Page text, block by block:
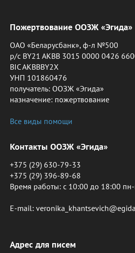
Пожертвование ООЗЖ «Эгида»
ОАО «Беларусбанк», ф-л №500
р/с BY21 AKBB 3015 0000 0426
BIC AKBBBY2X
УНП 101860476
получатель: ООЗЖ «Эгида»
назначение: пожертвование
Все виды помощи
Контакты ООЗЖ «Эгида»
+375 (29) 630-79-33
+375 (29) 396-89-68
Время работы: c 10:00 до 18:00
E-mail:
Адрес для писем